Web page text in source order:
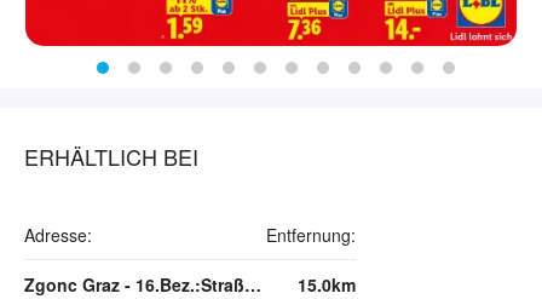
ERHÄLTLICH BEI
Adresse: Entfernung:
Zgonc Graz - 16.Bez.:Straßgang 15.0km